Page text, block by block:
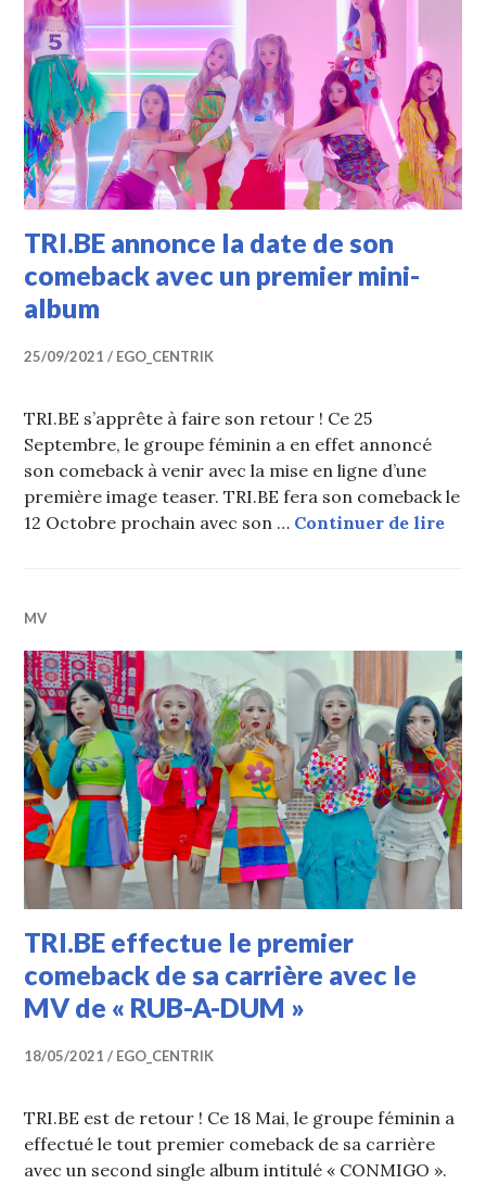
TRI.BE annonce la date de son
comeback avec un premier mini-
album
25/09/2021 EGO_CENTRIK
TRI.BE s’apprête à faire son retour ! Ce 25
Septembre, le groupe féminin a en effet annoncé
son comeback à venir avec la mise en ligne d’une
première image teaser. TRI.BE fera son comeback le
12 Octobre prochain avec son … Continuer de lire
MV
TRI.BE effectue le premier
comeback de sa carrière avec le
MV de « RUB-A-DUM »
18/05/2021 EGO_CENTRIK
TRI.BE est de retour ! Ce 18 Mai, le groupe féminin a
effectué le tout premier comeback de sa carrière
avec un second single album intitulé « CONMIGO ».